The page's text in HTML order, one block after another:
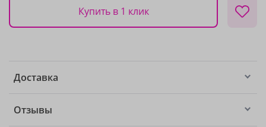
Купить в 1 клик
Доставка
Отзывы